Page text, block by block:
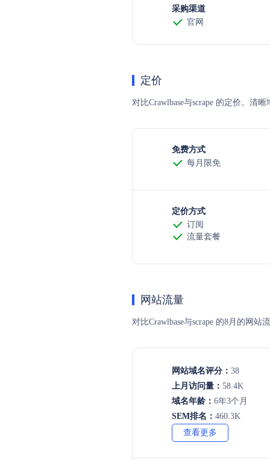
采购渠道
官网
定价
对比Crawlbase与scrape 的定价。清
免费方式
每月限免
定价方式
订阅
流量套餐
网站流量
对比Crawlbase与scrape 的8月的网
网站域名评分： 38
上月访问量： 58.4K
域名年龄： 6年3个月
SEM排名： 460.3K
查看更多